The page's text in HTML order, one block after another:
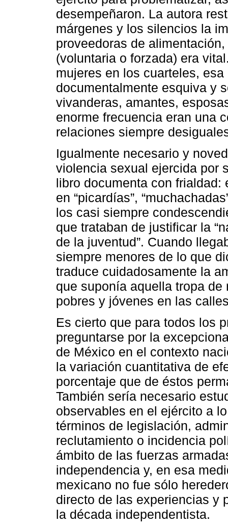
desempeñaron. La autora
márgenes y los silencios la
proveedoras de
(voluntaria o forzada) era
mujeres en los cuarteles,
documentalmente esquiva y
vivanderas, amantes,
enorme frecuencia eran una
relaciones siempre
Igualmente necesario y
violencia sexual ejercida por
libro documenta con
en “picardías”,
los casi siempre
que trataban de justificar la
de la juventud”. Cuando
siempre menores de lo que
traduce cuidadosamente la
que suponía aquella tropa
pobres y jóvenes en las
Es cierto que para todos los
preguntarse por la
de México en el contexto
la variación cuantitativa de
porcentaje que de éstos
También sería necesario
observables en el ejército a
términos de legislación,
reclutamiento o incidencia
ámbito de las fuerzas
independencia y, en esa
mexicano no fue sólo
directo de las experiencias y
la década independentista.